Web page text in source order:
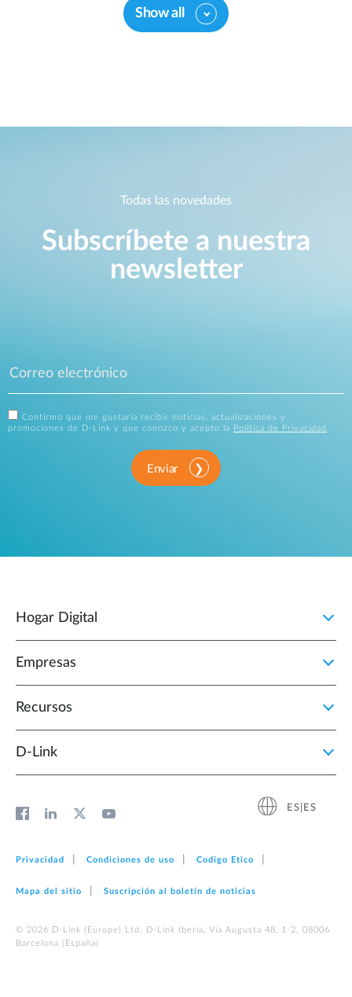
Show all
Todas las novedades
Subscríbete a nuestra
newsletter
Confirmo que me gustaría recibir noticias, actualizaciones y
promociones de D-Link y que conozco y acepto la
Política de Privacidad
Enviar
Hogar Digital
Empresas
Recursos
D‑Link
ES|ES
Privacidad Condiciones de uso Codigo Etico
Mapa del sitio Suscripción al boletín de noticias
© 2026 D‑Link (Europe) Ltd. D-Link Iberia, Via Augusta 48, 1-2. 08006
Barcelona (España)